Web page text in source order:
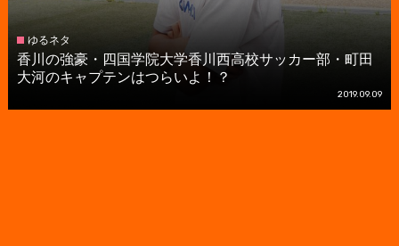
ゆるネタ
香川の強豪・四国学院大学香川西高校サッカー部・町田
大河のキャプテンはつらいよ！？
2019.09.09